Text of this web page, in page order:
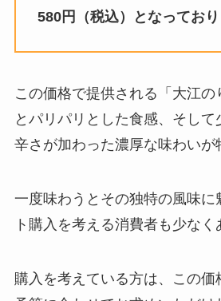
580円（税込）となっており
この価格で提供される「大江の
とパリパリとした食感、そして
辛さが加わった濃厚な味わいが
一度味わうとその独特の風味に
ト購入を考える消費者も少なく
購入を考えている方は、この価